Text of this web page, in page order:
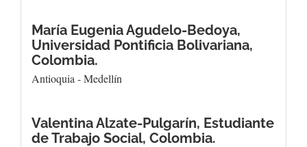
María Eugenia Agudelo-Bedoya,
Universidad Pontificia Bolivariana,
Colombia.
Antioquia - Medellín
Valentina Alzate-Pulgarín, Estudiante
de Trabajo Social, Colombia.